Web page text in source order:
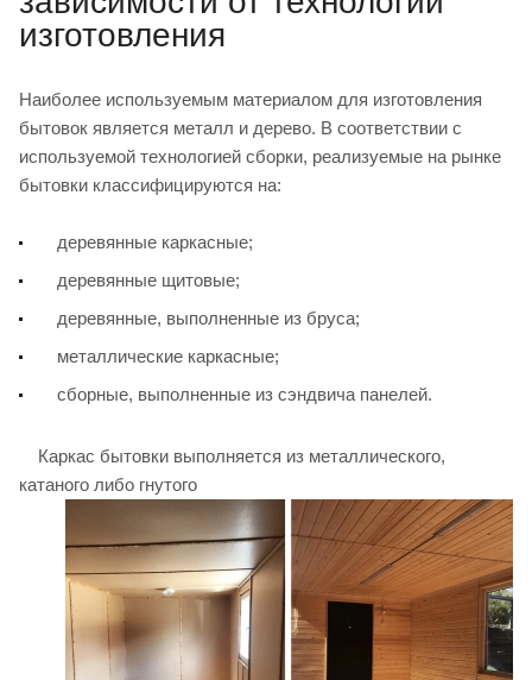
изготовления
Наиболее используемым материалом для изготовления
бытовок является металл и дерево. В соответствии с
используемой технологией сборки, реализуемые на рынке
бытовки классифицируются на:
деревянные каркасные;
деревянные щитовые;
деревянные, выполненные из бруса;
металлические каркасные;
сборные, выполненные из сэндвича панелей.
Каркас бытовки выполняется из металлического,
катаного либо гнутого